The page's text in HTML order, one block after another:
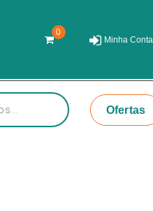
0
Minha Conta
Ofertas